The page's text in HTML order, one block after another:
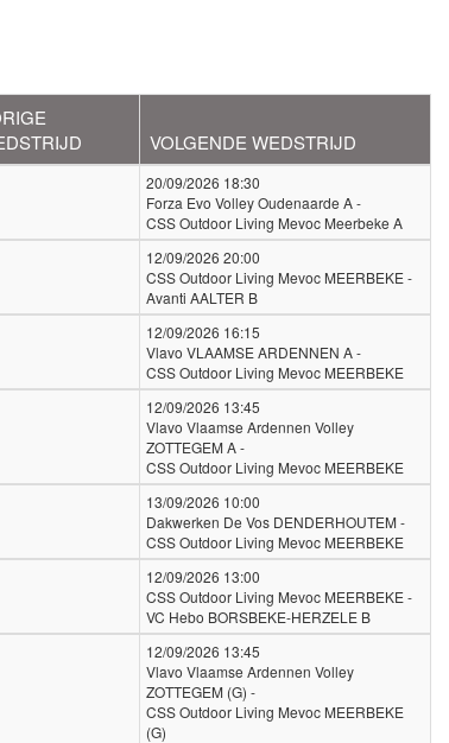
VOLGENDE WEDSTRIJD
20/09/2026 18:30
Forza Evo Volley Oudenaarde A -
CSS Outdoor Living Mevoc Meerbeke A
12/09/2026 20:00
CSS Outdoor Living Mevoc MEERBEKE -
Avanti AALTER B
12/09/2026 16:15
Vlavo VLAAMSE ARDENNEN A -
CSS Outdoor Living Mevoc MEERBEKE
12/09/2026 13:45
Vlavo Vlaamse Ardennen Volley
ZOTTEGEM A -
CSS Outdoor Living Mevoc MEERBEKE
13/09/2026 10:00
Dakwerken De Vos DENDERHOUTEM -
CSS Outdoor Living Mevoc MEERBEKE
12/09/2026 13:00
CSS Outdoor Living Mevoc MEERBEKE -
VC Hebo BORSBEKE-HERZELE B
12/09/2026 13:45
Vlavo Vlaamse Ardennen Volley
ZOTTEGEM (G) -
CSS Outdoor Living Mevoc MEERBEKE
(G)